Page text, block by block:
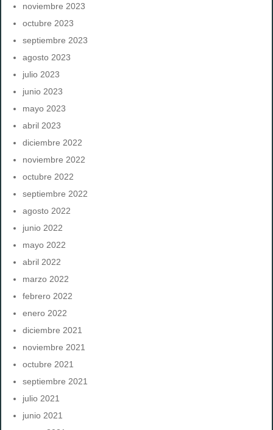
noviembre 2023
octubre 2023
septiembre 2023
agosto 2023
julio 2023
junio 2023
mayo 2023
abril 2023
diciembre 2022
noviembre 2022
octubre 2022
septiembre 2022
agosto 2022
junio 2022
mayo 2022
abril 2022
marzo 2022
febrero 2022
enero 2022
diciembre 2021
noviembre 2021
octubre 2021
septiembre 2021
julio 2021
junio 2021